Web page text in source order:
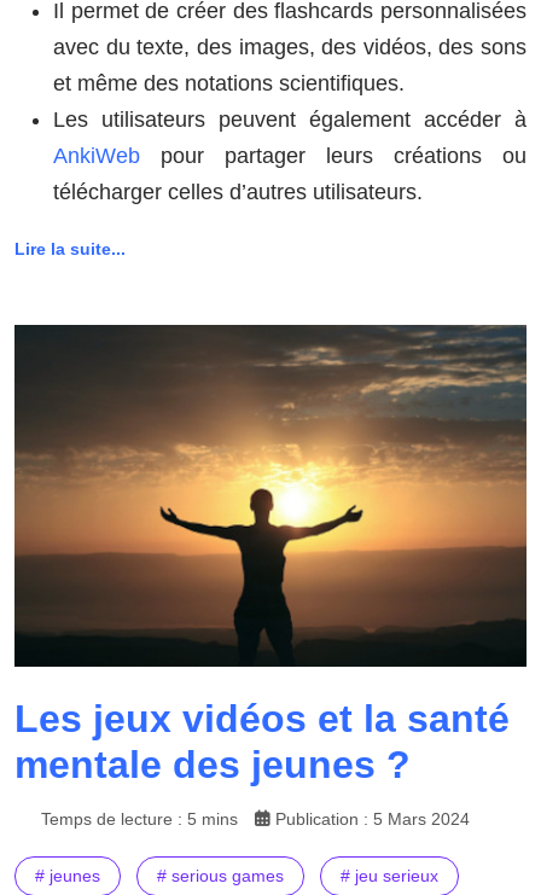
Il permet de créer des flashcards personnalisées
avec du texte, des images, des vidéos, des sons
et même des notations scientifiques.
Les utilisateurs peuvent également accéder à
AnkiWeb pour partager leurs créations ou
télécharger celles d’autres utilisateurs.
Lire la suite...
Les jeux vidéos et la santé
mentale des jeunes ?
Temps de lecture : 5 mins Publication : 5 Mars 2024
# jeunes # serious games # jeu serieux